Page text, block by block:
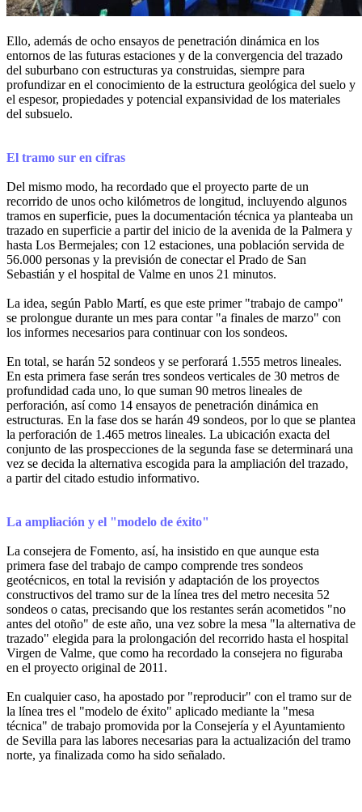
Ello, además de ocho ensayos de penetración dinámica en los
entornos de las futuras estaciones y de la convergencia del trazado
del suburbano con estructuras ya construidas, siempre para
profundizar en el conocimiento de la estructura geológica del suelo y
el espesor, propiedades y potencial expansividad de los materiales
del subsuelo.
El tramo sur en cifras
Del mismo modo, ha recordado que el proyecto parte de un
recorrido de unos ocho kilómetros de longitud, incluyendo algunos
tramos en superficie, pues la documentación técnica ya planteaba un
trazado en superficie a partir del inicio de la avenida de la Palmera y
hasta Los Bermejales; con 12 estaciones, una población servida de
56.000 personas y la previsión de conectar el Prado de San
Sebastián y el hospital de Valme en unos 21 minutos.
La idea, según Pablo Martí, es que este primer "trabajo de campo"
se prolongue durante un mes para contar "a finales de marzo" con
los informes necesarios para continuar con los sondeos.
En total, se harán 52 sondeos y se perforará 1.555 metros lineales.
En esta primera fase serán tres sondeos verticales de 30 metros de
profundidad cada uno, lo que suman 90 metros lineales de
perforación, así como 14 ensayos de penetración dinámica en
estructuras. En la fase dos se harán 49 sondeos, por lo que se plantea
la perforación de 1.465 metros lineales. La ubicación exacta del
conjunto de las prospecciones de la segunda fase se determinará una
vez se decida la alternativa escogida para la ampliación del trazado,
a partir del citado estudio informativo.
La ampliación y el "modelo de éxito"
La consejera de Fomento, así, ha insistido en que aunque esta
primera fase del trabajo de campo comprende tres sondeos
geotécnicos, en total la revisión y adaptación de los proyectos
constructivos del tramo sur de la línea tres del metro necesita 52
sondeos o catas, precisando que los restantes serán acometidos "no
antes del otoño" de este año, una vez sobre la mesa "la alternativa de
trazado" elegida para la prolongación del recorrido hasta el hospital
Virgen de Valme, que como ha recordado la consejera no figuraba
en el proyecto original de 2011.
En cualquier caso, ha apostado por "reproducir" con el tramo sur de
la línea tres el "modelo de éxito" aplicado mediante la "mesa
técnica" de trabajo promovida por la Consejería y el Ayuntamiento
de Sevilla para las labores necesarias para la actualización del tramo
norte, ya finalizada como ha sido señalado.